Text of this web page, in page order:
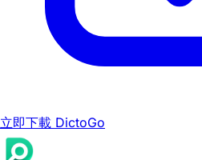
立即下載 DictoGo